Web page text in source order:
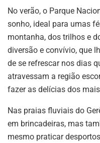
No verão, o Parque
sonho, ideal para umas
montanha, dos trilhos e
diversão e convívio, que
de se refrescar nos dias
atravessam a região
fazer as delícias dos
Nas praias fluviais do
em brincadeiras, mas
mesmo praticar